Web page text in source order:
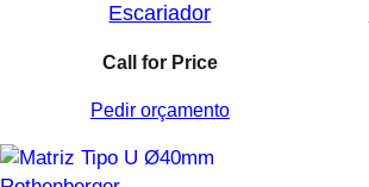
Escariador
Call for Price
Pedir orçamento